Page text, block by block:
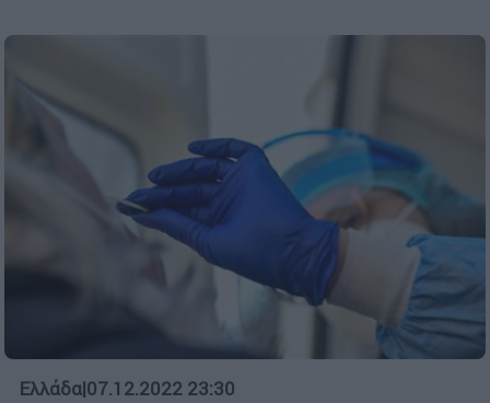
Ελλάδα|07.12.2022 23:30